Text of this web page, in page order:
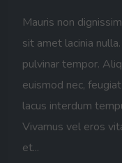
Mauris non
sit amet lacinia
pulvinar tempor.
euismod nec,
lacus interdum
Vivamus vel eros
et...